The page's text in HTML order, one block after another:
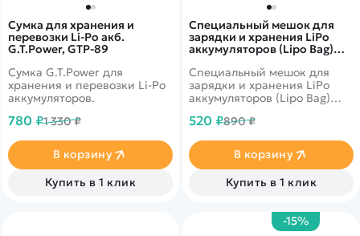
Сумка для хранения и
перевозки Li-Po акб.
G.T.Power, GTP-89
Сумка G.T.Power для
хранения и перевозки Li-Po
аккумуляторов.
780 ₽1 330 ₽
В корзину
Купить в 1 клик
Специальный мешок для
зарядки и хранения LiPo
аккумуляторов (Lipo Bag)
GTP-47
Специальный мешок для
зарядки и хранения LiPo
аккумуляторов (Lipo Bag)
520 ₽890 ₽
В корзину
Купить в 1 клик
-15%